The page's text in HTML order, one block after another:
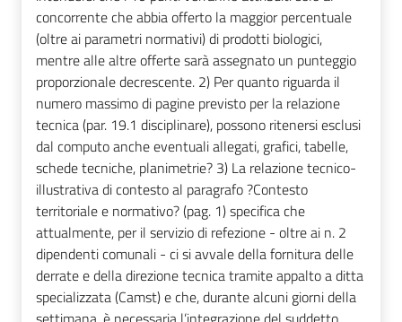
concorrente che abbia offerto la maggior percentuale
(oltre ai parametri normativi) di prodotti biologici,
mentre alle altre offerte sarà assegnato un punteggio
proporzionale decrescente. 2) Per quanto riguarda il
numero massimo di pagine previsto per la relazione
tecnica (par. 19.1 disciplinare), possono ritenersi esclusi
dal computo anche eventuali allegati, grafici, tabelle,
schede tecniche, planimetrie? 3) La relazione tecnico-
illustrativa di contesto al paragrafo ?Contesto
territoriale e normativo? (pag. 1) specifica che
attualmente, per il servizio di refezione - oltre ai n. 2
dipendenti comunali - ci si avvale della fornitura delle
derrate e della direzione tecnica tramite appalto a ditta
specializzata (Camst) e che, durante alcuni giorni della